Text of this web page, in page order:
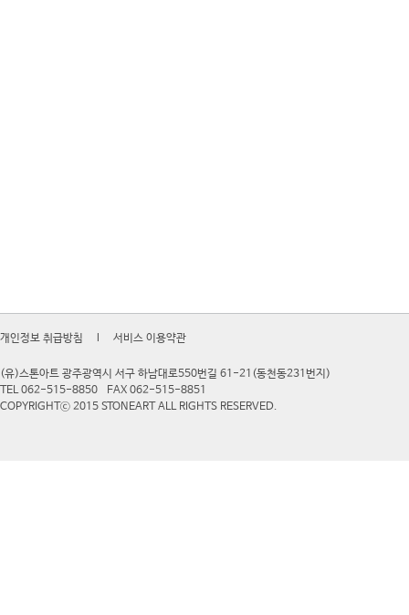
개인정보 취급방침 l 서비스 이용약관
(유)스톤아트 광주광역시 서구 하남대로550번길 61-21(동천동231번지)
TEL 062-515-8850
FAX 062-515-8851
COPYRIGHTⓒ 2015 STONEART ALL RIGHTS RESERVED.